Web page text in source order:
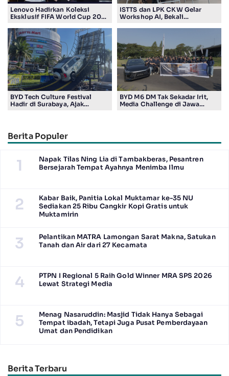
Lenovo Hadirkan Koleksi
Eksklusif FIFA World Cup 2026
Penggemar Teknologi dan
Sepak Bola
ISTTS dan LPK CKW Gelar
Workshop AI, Bekali
BYD Tech Culture Festival
Hadir di Surabaya, Ajak
BYD M6 DM Tak Sekadar Irit,
Media Challenge di Jawa
Berita Populer
1
Napak Tilas Ning Lia di Tambakberas, Pesantren
Bersejarah Tempat Ayahnya Menimba Ilmu
2
Kabar Baik, Panitia Lokal Muktamar ke-35 NU
Sediakan 25 Ribu Cangkir Kopi Gratis untuk
Muktamirin
3
Pelantikan MATRA Lamongan Sarat Makna, Satukan
Tanah dan Air dari 27 Kecamata
4
PTPN I Regional 5 Raih Gold Winner MRA SPS 2026
Lewat Strategi Media
5
Menag Nasaruddin: Masjid Tidak Hanya Sebagai
Tempat ibadah, Tetapi Juga Pusat Pemberdayaan
Umat dan Pendidikan
Berita Terbaru